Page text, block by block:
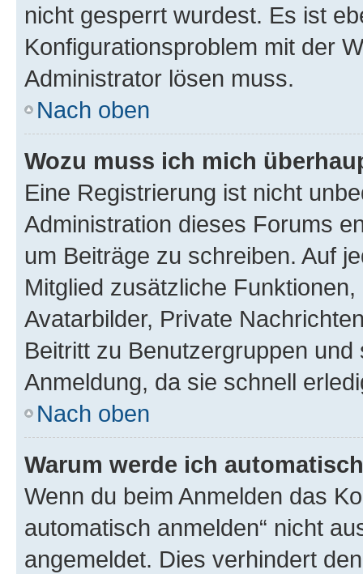
nicht gesperrt wurdest. Es ist
Konfigurationsproblem mit der
Administrator lösen muss.
Nach oben
Wozu muss ich mich
Eine Registrierung ist nicht
Administration dieses Forums
um Beiträge zu schreiben. Auf
Mitglied zusätzliche
Avatarbilder, Private
Beitritt zu Benutzergruppen
Anmeldung, da sie schnell
Nach oben
Warum werde ich
Wenn du beim Anmelden das
automatisch anmelden“ nicht
angemeldet. Dies verhindert